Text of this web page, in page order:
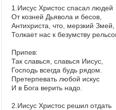
1.Иисус Христос спасал людей
От козней Дьявола и бесов,
Антихриста, что, мерзкий Змей,
Толкает нас к безумству
Припев:
Так славься, славься Иисус,
Господь всегда будь рядом.
Претерпевать любой искус
И в Бога верить надо.
2.Иисус Христос решил отдать